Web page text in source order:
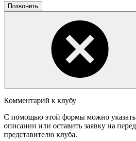
Позвонить
Комментарий к клубу
С помощью этой формы можно указать
описании или оставить заявку на
представителю клуба.